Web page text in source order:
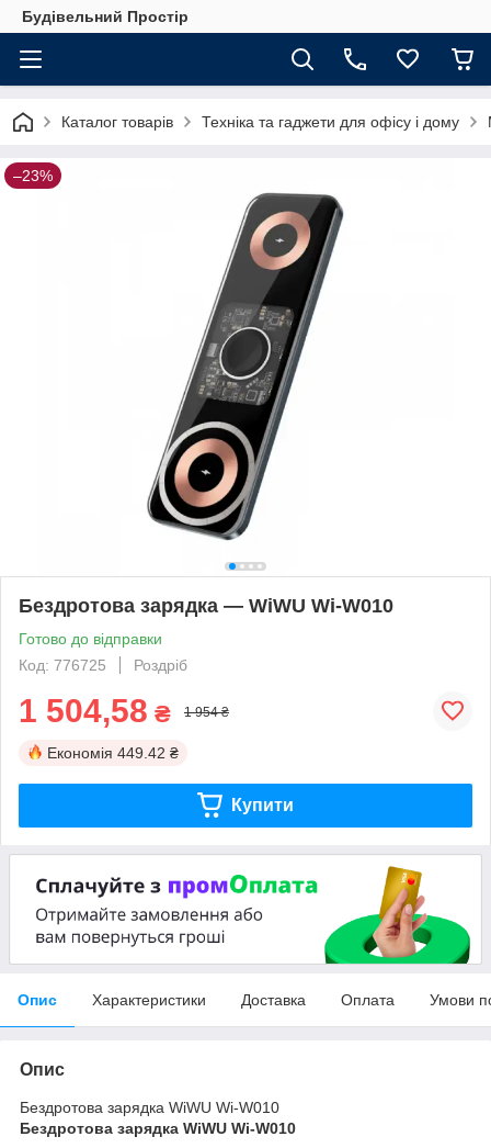
Будівельний Простір
Каталог товарів Техніка та гаджети для офісу і дому
–23%
Бездротова зарядка — WiWU Wi-W010
Готово до відправки
Код: 776725
Роздріб
1 504,58 ₴ 1 954 ₴
Економія 449.42 ₴
Купити
Опис Характеристики Доставка Оплата Умови
Опис
Бездротова зарядка WiWU Wi-W010
Бездротова зарядка WiWU Wi-W010